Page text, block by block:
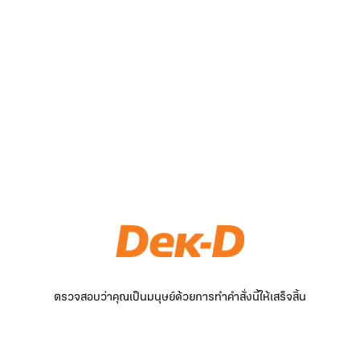
ตรวจสอบว่าคุณเป็นมนุษย์ด้วยการทำคำสั่งนี้ให้เสร็จสิ้น